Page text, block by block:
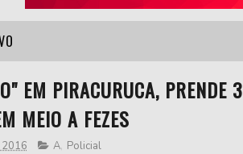
EM PIRACURUCA, PRENDE 3
MEIO A FEZES
A, Policial